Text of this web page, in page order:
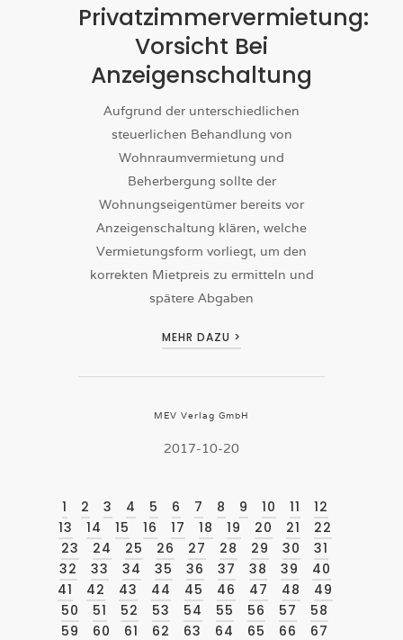
Privatzimmervermietung:
Vorsicht Bei
Anzeigenschaltung
Aufgrund der unterschiedlichen
steuerlichen Behandlung von
Wohnraumvermietung und
Beherbergung sollte der
Wohnungseigentümer bereits vor
Anzeigenschaltung klären, welche
Vermietungsform vorliegt, um den
korrekten Mietpreis zu ermitteln und
spätere Abgaben
MEHR DAZU >
MEV Verlag GmbH
2017-10-20
1 2 3 4 5 6 7 8 9 10 11
12
13
14 15 16 17 18 19 20 21
22
23
24 25 26 27 28 29 30
31
32
33 34 35 36 37 38 39
40
41
42 43 44 45 46 47 48
49
50
51 52 53 54 55 56 57
58
59
60 61 62 63 64 65 66 67